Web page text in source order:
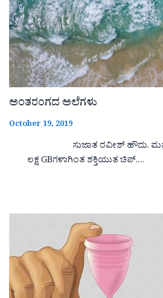
ಅಂತರಂಗದ ಅಲೆಗಳು
October 19, 2019
ಸುಜಾತ ರವೀಶ್ ಹೌದು.
ಲಕ್ಷ GBಗಳಾಗಿಂತ ಶಕ್ತಿಯುತ ಚಿಪ್.…